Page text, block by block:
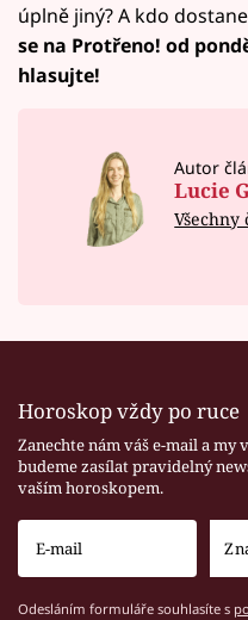
úplně jiný? A kdo
se na Protřeno! od
hlasujte!
Autor
Lucie
Horoskop vždy po ruce
Zanechte nám váš e-mail a my
budeme zasílat pravidelný
vaším horoskopem.
Odesláním formuláře souhlasíte s